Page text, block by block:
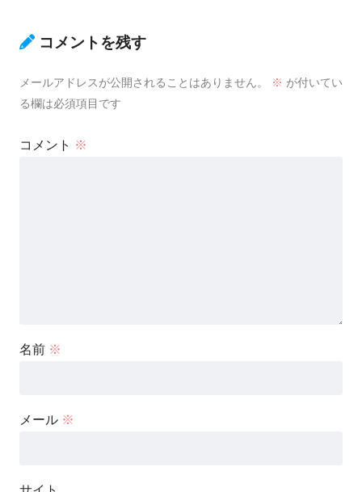
コメントを残す
メールアドレスが公開されることはありません。 ※ が付いてい
る欄は必須項目です
コメント ※
名前 ※
メール ※